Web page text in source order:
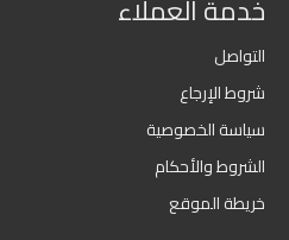
خدمة العملاء
التواصل
شروط الإرجاع
سياسة الخصوصية
الشروط والأحكام
خريطة الموقع